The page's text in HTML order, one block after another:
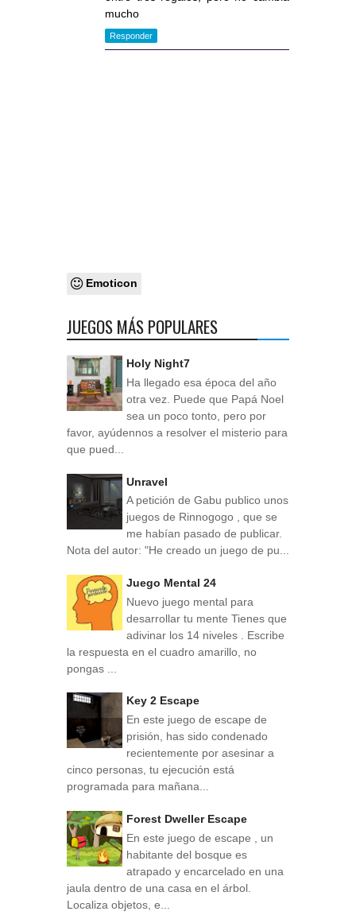
mucho
Responder
Emoticon
JUEGOS MÁS POPULARES
Holy Night7
Ha llegado esa época del año
otra vez. Puede que Papá Noel
sea un poco tonto, pero por
favor, ayúdennos a resolver el misterio para
que pued...
Unravel
A petición de Gabu publico unos
juegos de Rinnogogo , que se
me habían pasado de publicar.
Nota del autor: "He creado un juego de pu...
Juego Mental 24
Nuevo juego mental para
desarrollar tu mente Tienes que
adivinar los 14 niveles . Escribe
la respuesta en el cuadro amarillo, no
pongas ...
Key 2 Escape
En este juego de escape de
prisión, has sido condenado
recientemente por asesinar a
cinco personas, tu ejecución está
programada para mañana...
Forest Dweller Escape
En este juego de escape , un
habitante del bosque es
atrapado y encarcelado en una
jaula dentro de una casa en el árbol.
Localiza objetos, e...